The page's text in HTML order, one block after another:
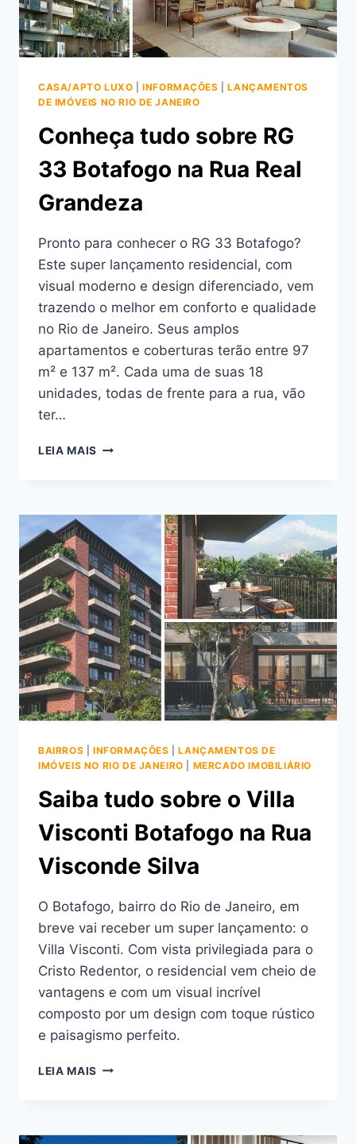
CASA/APTO LUXO |INFORMAÇÕES |LANÇAMENTOS
DE IMÓVEIS NO RIO DE JANEIRO
Conheça tudo sobre RG
33 Botafogo na Rua Real
Grandeza
Pronto para conhecer o RG 33 Botafogo?
Este super lançamento residencial, com
visual moderno e design diferenciado, vem
trazendo o melhor em conforto e qualidade
no Rio de Janeiro. Seus amplos
apartamentos e coberturas terão entre 97
m² e 137 m². Cada uma de suas 18
unidades, todas de frente para a rua, vão
ter…
LEIA MAIS CONHEÇA
33
BOTAFOGO
NA
RUA
REAL
GRANDEZA
BAIRROS INFORMAÇÕES |LANÇAMENTOS DE
IMÓVEIS NO RIO DE JANEIRO
MERCADO IMOBILIÁRIO
Saiba tudo sobre o Villa
Visconti Botafogo na Rua
Visconde Silva
O Botafogo, bairro do Rio de Janeiro, em
breve vai receber um super lançamento: o
Villa Visconti. Com vista privilegiada para o
Cristo Redentor, o residencial vem cheio de
vantagens e com um visual incrível
composto por um design com toque rústico
e paisagismo perfeito.
LEIA MAIS SAIBA
VILLA